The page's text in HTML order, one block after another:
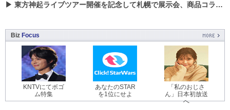
▶ 東方神起ライブツアー開催を記念して札幌で展示会、商品コラボが実現！！
Biz Focus
KNTVにてボゴ
ム特集
あなたのSTAR
を1位にせよ
「私のおじさ
ん」日本初放送
へ